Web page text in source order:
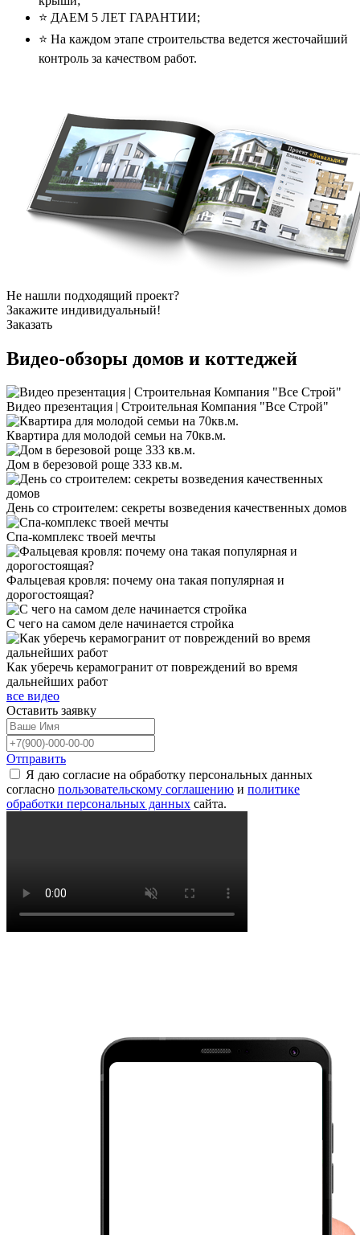
⭐️ ДАЕМ 5 ЛЕТ ГАРАНТИИ;
⭐️ На каждом этапе строительства ведется жесточайший
контроль за качеством работ.
Не нашли подходящий проект?
Закажите индивидуальный!
Заказать
Видео-обзоры домов и коттеджей
Видео презентация | Строительная Компания "Все Строй"
Квартира для молодой семьи на 70кв.м.
Дом в березовой роще 333 кв.м.
День со строителем: секреты возведения качественных домов
Спа-комплекс твоей мечты
Фальцевая кровля: почему она такая популярная и
дорогостоящая?
С чего на самом деле начинается стройка
Как уберечь керамогранит от повреждений во время
дальнейших работ
все видео
Оставить заявку
Отправить
Я даю согласие на обработку персональных данных
согласно пользовательскому соглашению и политике
обработки персональных данных сайта.